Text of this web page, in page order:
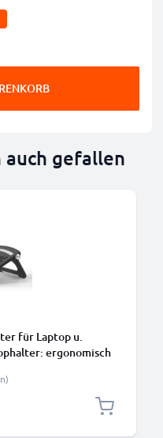
auch gefallen
für Laptop u.
ergonomisch